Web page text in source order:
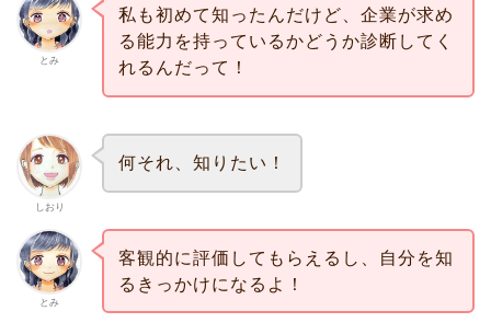
とみ
私も初めて知ったんだけど、企業が求め
る能力を持っているかどうか診断してく
れるんだって！
しおり
何それ、知りたい！
とみ
客観的に評価してもらえるし、自分を知
るきっかけになるよ！